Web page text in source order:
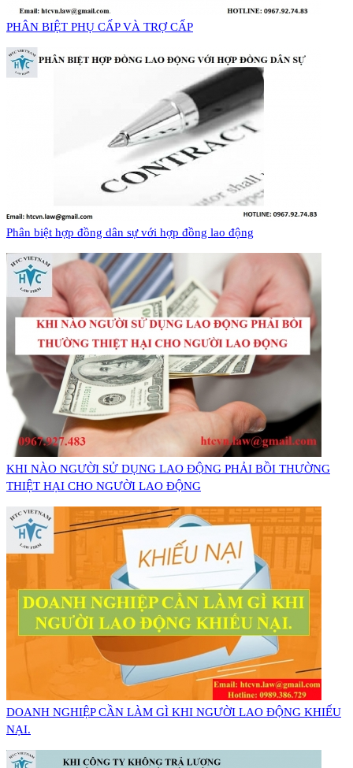
PHÂN BIỆT PHỤ CẤP VÀ TRỢ CẤP
Phân biệt hợp đồng dân sự với hợp đồng lao động
​KHI NÀO NGƯỜI SỬ DỤNG LAO ĐỘNG PHẢI BỒI THƯỜNG
THIỆT HẠI CHO NGƯỜI LAO ĐỘNG
DOANH NGHIỆP CẦN LÀM GÌ KHI NGƯỜI LAO ĐỘNG KHIẾU
NẠI.